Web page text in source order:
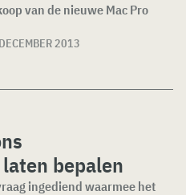
van de nieuwe Mac Pro
2013
bepalen
ingediend waarmee het